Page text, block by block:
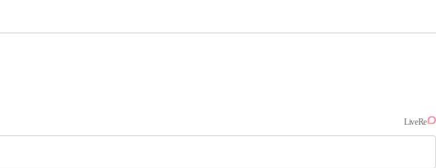
차기 끝 과달라하라 격파
간 걸린 초유의 압수수색(종
0.3%↓, 다우 0.14%↑
"현재는 내부 지침 준수"
츠윤리센터도 압수수색